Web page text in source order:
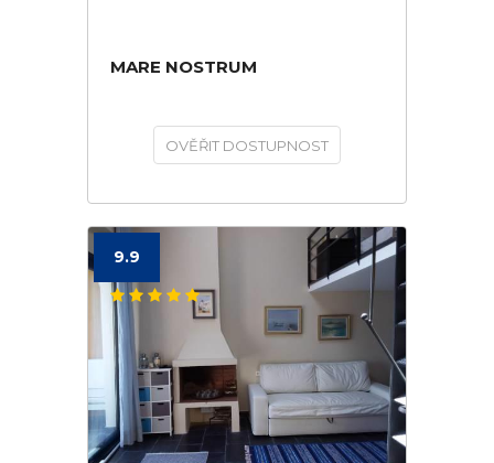
MARE NOSTRUM
OVĚŘIT DOSTUPNOST
9.9